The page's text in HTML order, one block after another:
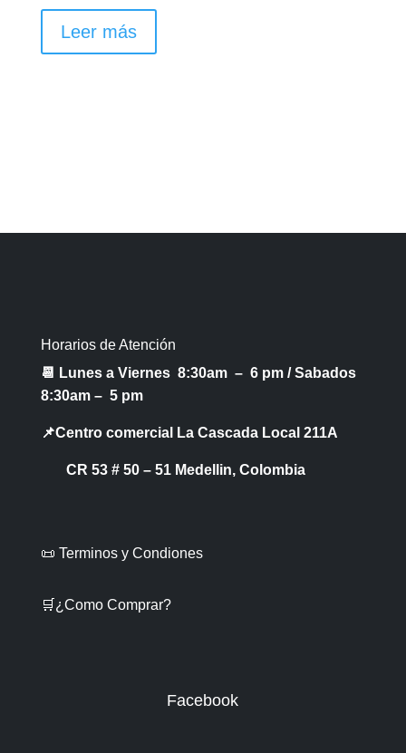
Leer más
Horarios de Atención
📆 Lunes a Viernes 8:30am – 6 pm /Sabados
8:30am – 5 pm
📌Centro comercial La Cascada Local 211A
CR 53 # 50 – 51 Medellin, Colombia
📜 Terminos y Condiones
🛒¿Como Comprar?
Facebook